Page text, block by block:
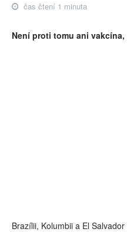
čas čtení 1 minuta
Není proti tomu ani
Brazílii, Kolumbii a El